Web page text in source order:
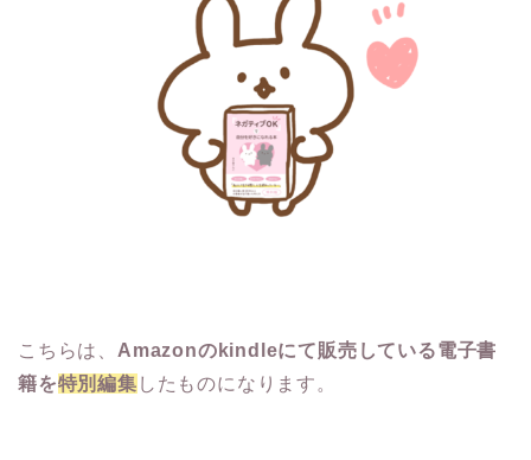
こちらは、 Amazonのkindleにて販売している電子書
籍を特別編集 したものになります。